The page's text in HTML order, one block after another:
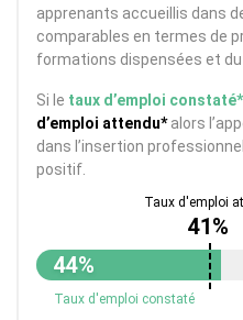
apprenants accueillis dans
comparables en termes de
formations dispensées et du
Si le taux d’emploi constaté*
d’emploi attendu*alors
dans l’insertion
positif.
41%
44%
Taux d'emploi constaté